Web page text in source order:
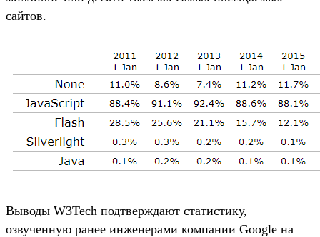
сайтов.
Выводы W3Tech подтверждают статистику,
озвученную ранее инженерами компании Google на